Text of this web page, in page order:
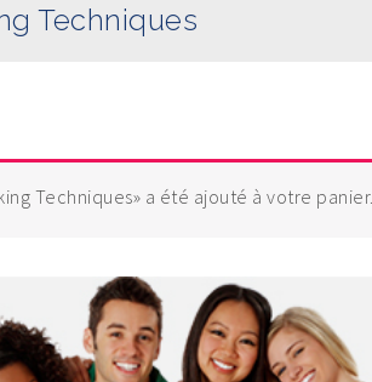
Techniques
Techniques» a été ajouté à votre panier.